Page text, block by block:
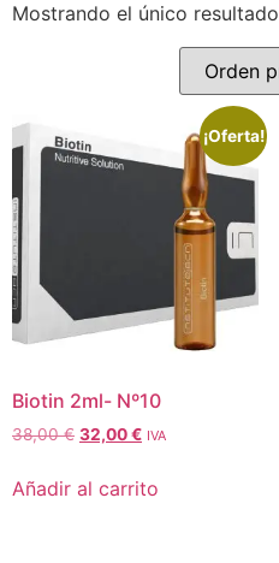
Mostrando el único resultado
¡Oferta!
Biotin 2ml- Nº10
38,00€ 32,00€ IVA
Añadir al carrito